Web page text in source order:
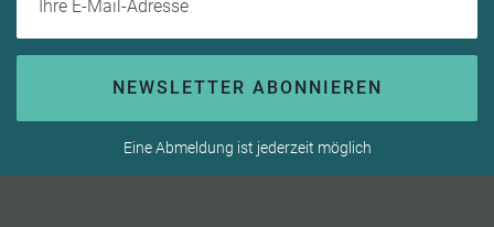
NEWSLETTER ABONNIEREN
Eine Abmeldung ist jederzeit möglich